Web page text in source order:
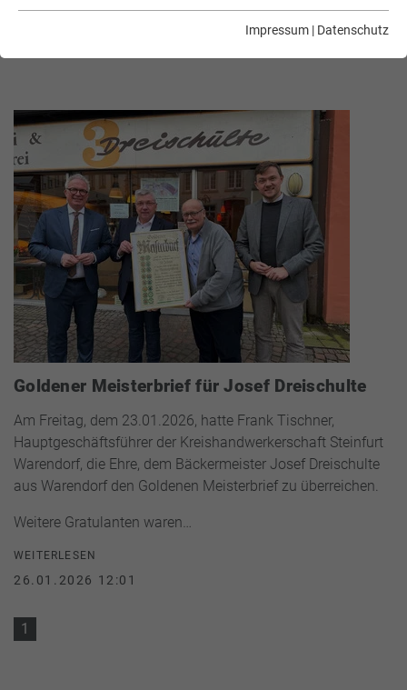
Impressum | Datenschutz
Goldener Meisterbrief für Josef Dreischulte
Am Freitag, dem 23.01.2026, hatte Frank Tischner,
Hauptgeschäftsführer der Kreishandwerkerschaft Steinfurt
Warendorf, die Ehre, dem Bäckermeister Josef Dreischulte
aus Warendorf den Goldenen Meisterbrief zu überreichen.
Weitere Gratulanten waren…
WEITERLESEN
26.01.2026 12:01
1